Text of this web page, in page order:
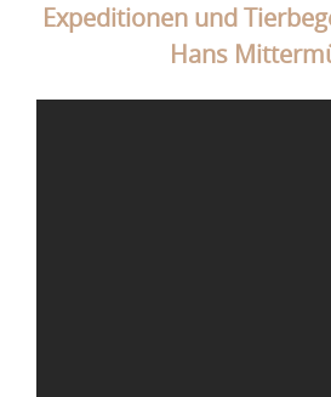
Expeditionen und
Hans